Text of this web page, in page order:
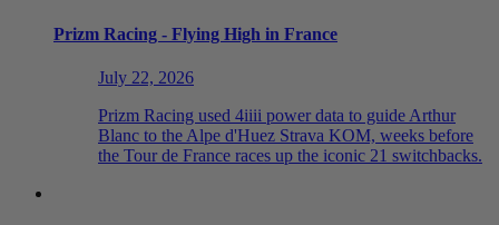
Prizm Racing - Flying High in France
July 22, 2026
Prizm Racing used 4iiii power data to guide Arthur
Blanc to the Alpe d'Huez Strava KOM, weeks before
the Tour de France races up the iconic 21 switchbacks.